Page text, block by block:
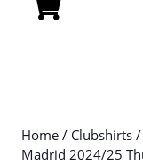
Home / Clubshirts /
Madrid 2024/25